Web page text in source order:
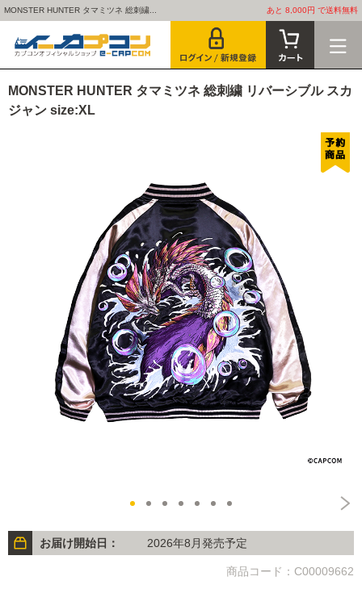
MONSTER HUNTER タマミツネ 総刺繍... あと 8,000円 で送料無料
MONSTER HUNTER タマミツネ 総刺繍 リバーシブル スカ
ジャン size:XL
お届け開始日： 2026年8月発売予定
商品コード：C00009662